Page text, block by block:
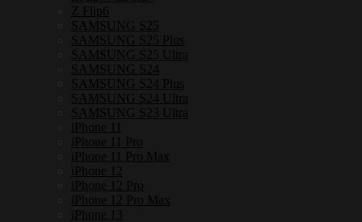
Z Flip6
SAMSUNG S25
SAMSUNG S25 Plus
SAMSUNG S25 Ultra
SAMSUNG S24
SAMSUNG S24 Plus
SAMSUNG S24 Ultra
SAMSUNG S23 Ultra
iPhone 11
iPhone 11 Pro
iPhone 11 Pro Max
iPhone 12
iPhone 12 Pro
iPhone 12 Pro Max
iPhone 13